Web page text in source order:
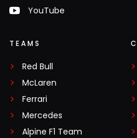
YouTube
TEAMS
Red Bull
McLaren
Ferrari
Mercedes
Alpine F1 Team